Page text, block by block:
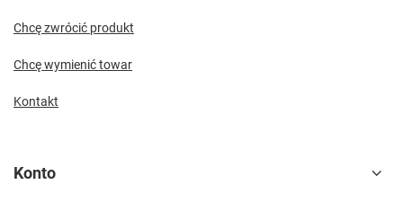
Chcę zwrócić produkt
Chcę wymienić towar
Kontakt
Konto